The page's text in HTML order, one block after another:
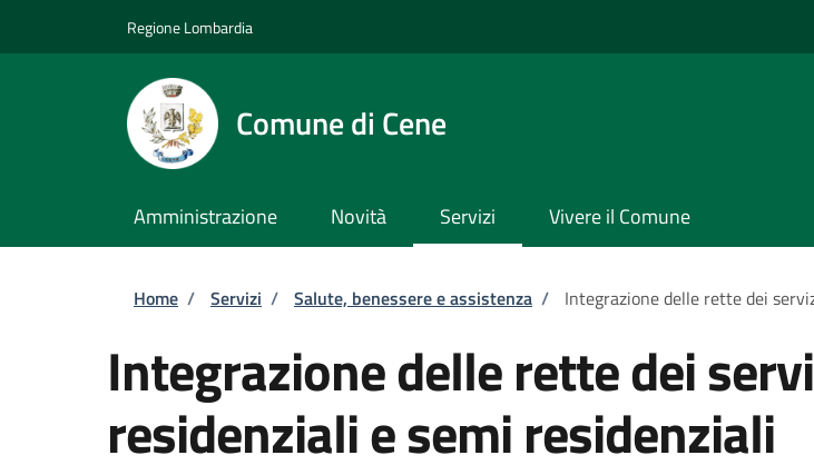
Regione Lombardia
Comune di Cene
Amministrazione Novità Servizi Vivere il Comune
Briciole di pane
Home / Servizi / Salute, benessere e assistenza / Integrazione delle rette dei
Integrazione delle rette dei
residenziali e semi residenziali